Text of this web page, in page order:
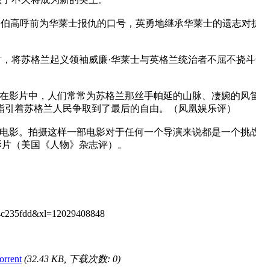
呼前为华莱士报仇的口号，英勇地继承华莱士的遗志对
苏格兰起义领袖威廉·华莱士与英格兰统治者不屈不挠
片中，人们常常为苏格兰那丝手帕延的山脉、凄婉的
着苏格兰人民争取到了最后的自由。（凤凰娱乐评）
。拍摄这样一部电影对于任何一个导演来说都是一个挑
（美国《人物》杂志评）。
(32.43 KB, 下载次数: 0)